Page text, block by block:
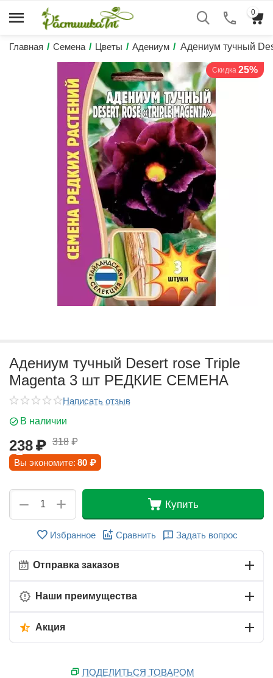
0
Главная / Семена / Цветы / Адениум / Адениум тучный
Скидка 25%
Адениум тучный Desert rose Triple
Magenta 3 шт РЕДКИЕ СЕМЕНА
Написать отзыв
В наличии
238₽ 318 ₽
Вы экономите: 80 ₽
+
− Купить
Избранное Сравнить Задать вопрос
Отправка заказов
Наши преимущества
Акция
ПОДЕЛИТЬСЯ ТОВАРОМ